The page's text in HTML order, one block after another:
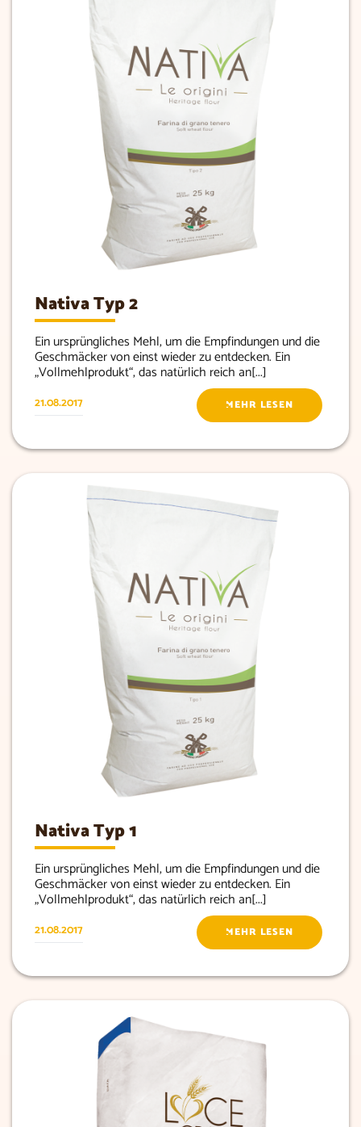
Nativa Typ 2
Ein ursprüngliches Mehl, um die Empfindungen und die
Geschmäcker von einst wieder zu entdecken. Ein
„Vollmehlprodukt“, das natürlich reich an[...]
21.08.2017 MEHR LESEN
Nativa Typ 1
Ein ursprüngliches Mehl, um die Empfindungen und die
Geschmäcker von einst wieder zu entdecken. Ein
„Vollmehlprodukt“, das natürlich reich an[...]
21.08.2017 MEHR LESEN